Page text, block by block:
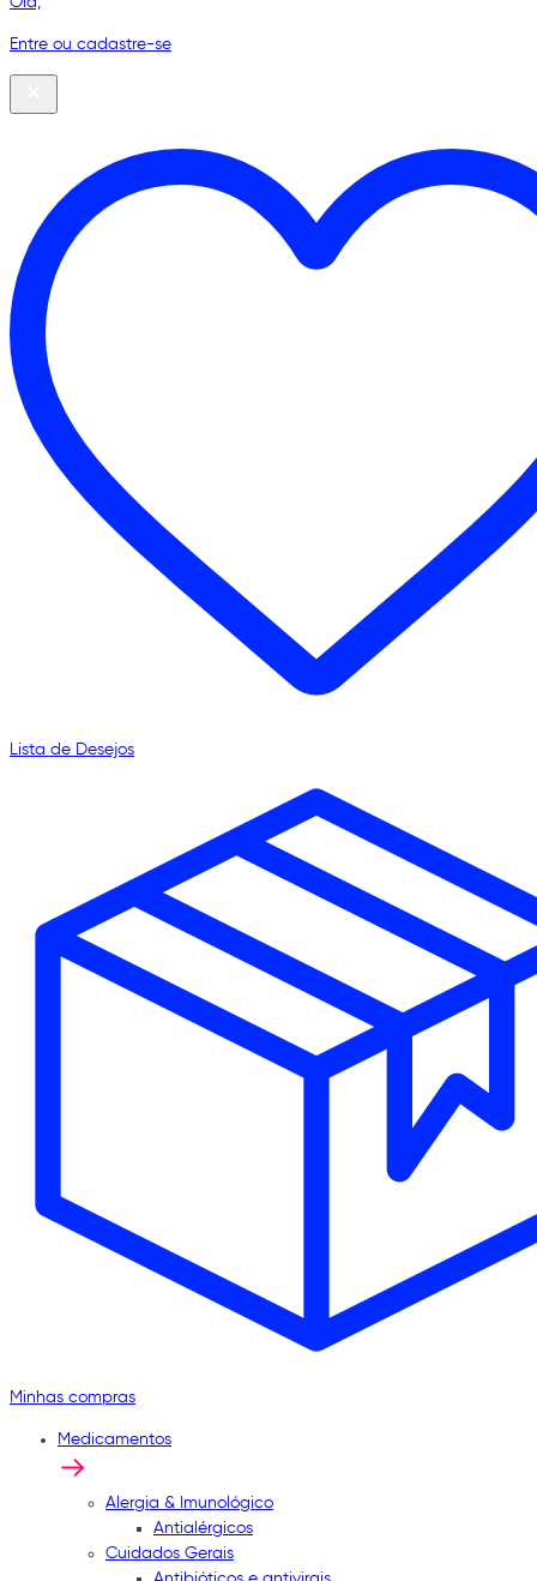
Entre ou cadastre-se
Lista de Desejos
Minhas compras
Medicamentos
Alergia & Imunológico
Antialérgicos
Cuidados Gerais